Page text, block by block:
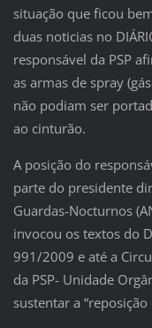
situação que ficou
duas noticias no
responsável da PSP
as armas de spray
não podiam ser
ao cinturão.
A posição do
parte do presidente
Guardas-Nocturnos
invocou os textos do
991/2009 e até a
da PSP- Unidade
sustentar a “reposição